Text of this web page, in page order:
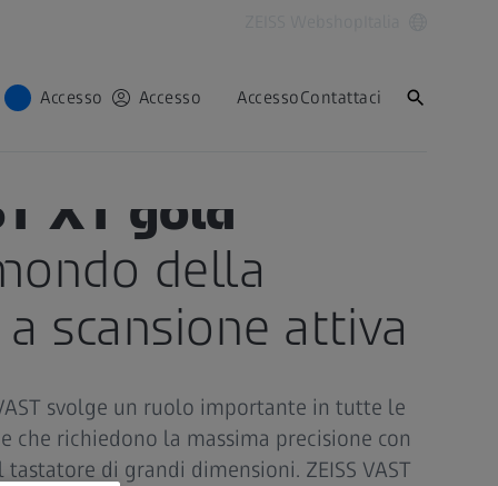
Accesso Accesso AccessoContattaci
XT gold
della
scansione attiva
svolge un ruolo importante in tutte le
che richiedono la massima precisione con
di grandi dimensioni. ZEISS VAST